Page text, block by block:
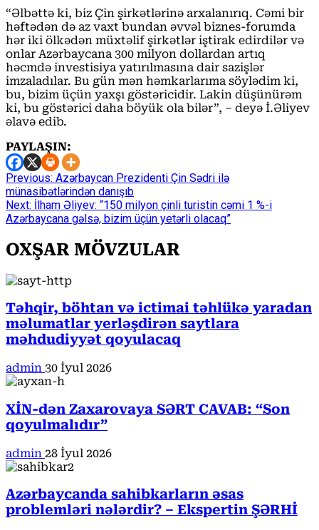
“Əlbəttə ki, biz Çin şirkətlərinə arxalanırıq. Cəmi bir
həftədən də az vaxt bundan əvvəl biznes-forumda
hər iki ölkədən müxtəlif şirkətlər iştirak edirdilər və
onlar Azərbaycana 300 milyon dollardan artıq
həcmdə investisiya yatırılmasına dair sazişlər
imzaladılar. Bu gün mən həmkarlarıma söylədim ki,
bu, bizim üçün yaxşı göstəricidir. Lakin düşünürəm
ki, bu göstərici daha böyük ola bilər”, – deyə İ.Əliyev
əlavə edib.
PAYLAŞIN:
Continue
Reading
Previous: Azərbaycan Prezidenti Çin Sədri ilə
münasibətlərindən danışıb
Next: İlham Əliyev: “150 milyon çinli turistin cəmi 1 %-i
Azərbaycana gəlsə, bizim üçün yetərli olacaq”
OXŞAR MÖVZULAR
Təhqir, böhtan və ictimai təhlükə yaradan
məlumatlar yerləşdirən saytlara
məhdudiyyət qoyulacaq
admin 30 İyul 2026
XİN-dən Zaxarovaya SƏRT CAVAB: “Son
qoyulmalıdır”
admin 28 İyul 2026
Azərbaycanda sahibkarların əsas
problemləri nələrdir? – Ekspertin ŞƏRHİ